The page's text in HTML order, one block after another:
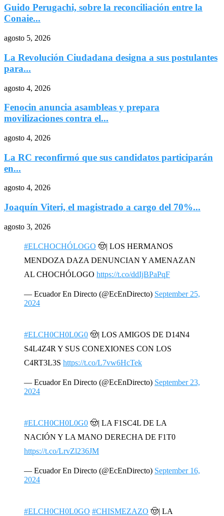
Guido Perugachi, sobre la reconciliación entre la
Conaie...
agosto 5, 2026
La Revolución Ciudadana designa a sus postulantes
para...
agosto 4, 2026
Fenocin anuncia asambleas y prepara
movilizaciones contra el...
agosto 4, 2026
La RC reconfirmó que sus candidatos participarán
en...
agosto 4, 2026
Joaquín Viteri, el magistrado a cargo del 70%...
agosto 3, 2026
#ELCHOCHÓLOGO 🤠| LOS HERMANOS
MENDOZA DAZA DENUNCIAN Y AMENAZAN
AL CHOCHÓLOGO https://t.co/ddIjBPaPqF
— Ecuador En Directo (@EcEnDirecto) September 25,
2024
#ELCH0CH0L0G0 🤠| LOS AMIGOS DE D14N4
S4L4Z4R Y SUS CONEXIONES CON LOS
C4RT3L3S https://t.co/L7vw6HcTek
— Ecuador En Directo (@EcEnDirecto) September 23,
2024
#ELCH0CH0L0G0 🤠| LA F1SC4L DE LA
NACIÓN Y LA MANO DERECHA DE F1T0
https://t.co/LrvZl236JM
— Ecuador En Directo (@EcEnDirecto) September 16,
2024
#ELCH0CH0L0GO #CHISMEZAZO 🤠| LA